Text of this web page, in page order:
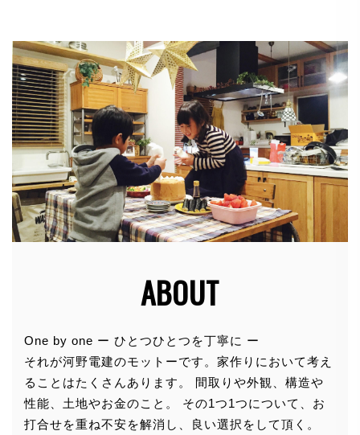
ABOUT
One by one ー ひとつひとつを丁寧に ー
それが河野電建のモットーです。家作りにおいて考え
ることはたくさんあります。 間取りや外観、構造や
性能、土地やお金のこと。 その1つ1つについて、お
打合せを重ね不安を解消し、良い選択をして頂く。
個人情報の管理
当社は、お客さまの個人情報を正確かつ最新の状態に
保ち、個人情報への不正アクセス・紛失・破損・改ざ
ん・漏洩などを防止するため、セキュリティシステム
の維持・管理体制の整備・社員教育の徹底等の必要な
措置を講じ、安全対策を実施し個人情報の厳重な管理
お客さまからお預かりした個人情報は、当社からのご
連絡や業務のご案内やご質問に対する回答として、電
子メールや資料のご送付に利用いたします。